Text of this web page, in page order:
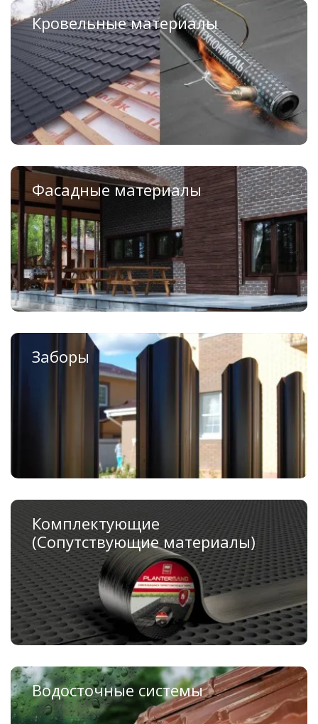
Кровельные материалы
Скатная кровля
Плоская кровля
Аксессуары для скатной кровли
Фасадные материалы
Металлический сайдинг
Фасадные (цокольные) панели
Стеновой профлист
Заборы
Профлисты для забора
Панельные ограждения GrandLine
Модульные заборы Гранд Лайн
Комплектующие
(Сопутствующие материалы)
Профилированные мембраны
Ленты герметизирующая для кровли
Паро-гидроизоляционные пленки для кровли
Водосточные системы
Металлические водосточные системы